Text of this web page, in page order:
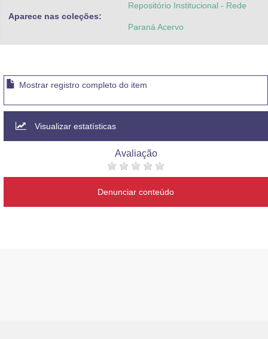
Aparece nas coleções:
Repositório Institucional - Rede
Paraná Acervo
Mostrar registro completo do item
Visualizar estatísticas
Avaliação
Denunciar conteúdo